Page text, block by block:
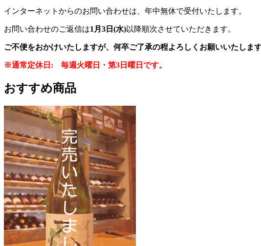
インターネットからのお問い合わせは、年中無休で受付いたします。
お問い合わせのご返信は1月3日(水)以降順次させていただきます。
ご不便をおかけいたしますが、何卒ご了承の程よろしくお願いいたします
※通常定休日: 毎週火曜日・第3日曜日です。
おすすめ商品